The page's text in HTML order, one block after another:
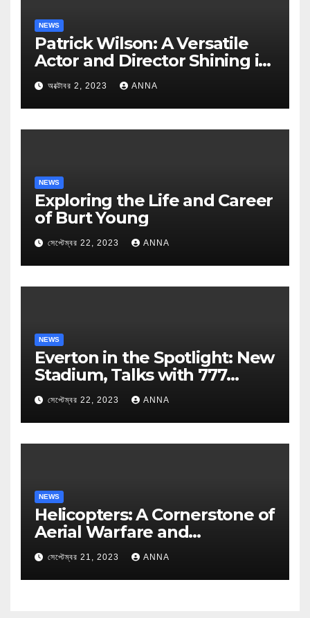
NEWS
Patrick Wilson: A Versatile
Actor and Director Shining in
Hollywood
অক্টোবর 2, 2023 ANNA
NEWS
Exploring the Life and Career
of Burt Young
সেপ্টেম্বর 22, 2023 ANNA
NEWS
Everton in the Spotlight: New
Stadium, Talks with 777
Partners, and Managerial
Speculations
সেপ্টেম্বর 22, 2023 ANNA
NEWS
Helicopters: A Cornerstone of
Aerial Warfare and
Revolutionary Technology
সেপ্টেম্বর 21, 2023 ANNA